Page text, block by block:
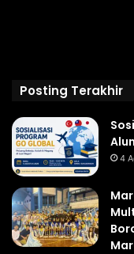
Posting Terakhir
4